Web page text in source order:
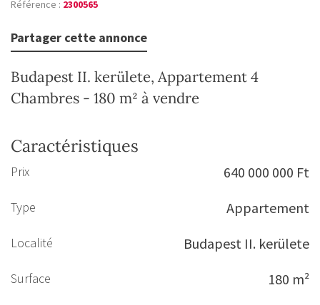
Référence : 2300565
Partager cette annonce
Budapest II. kerülete, Appartement 4
Chambres - 180 m² à vendre
Caractéristiques
Prix 640 000 000 Ft
Type Appartement
Localité Budapest II. kerülete
Surface 180 m²